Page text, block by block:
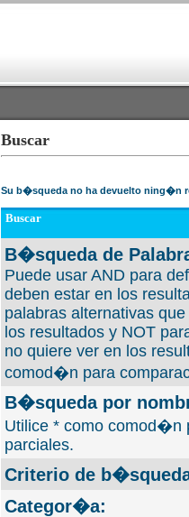
Buscar
Su b�squeda no ha devuelto ning�n
Buscar
B�squeda de
Puede usar AND para
deben estar en los
palabras alternativas
los resultados y NOT
no quiere ver en los
comod�n para
B�squeda por
Utilice * como comod�n
parciales.
Criterio de
Categor�a: